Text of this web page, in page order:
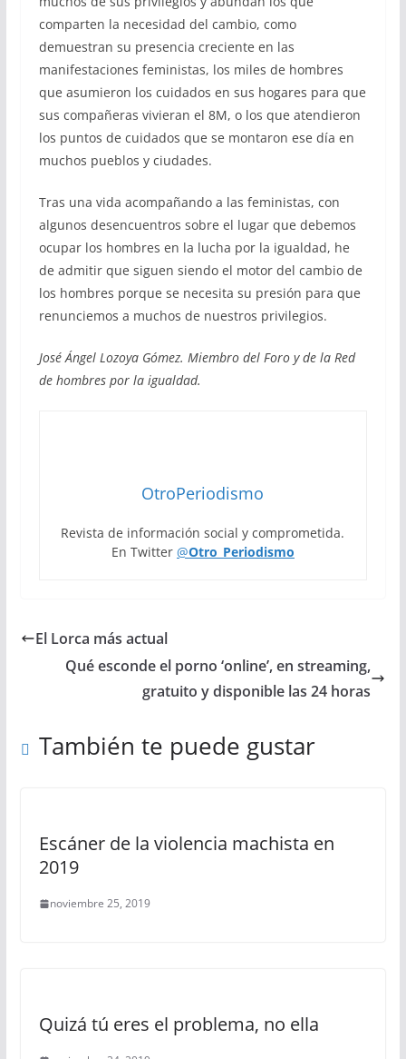
comparten la necesidad del cambio, como
demuestran su presencia creciente en las
manifestaciones feministas, los miles de hombres
que asumieron los cuidados en sus hogares para que
sus compañeras vivieran el 8M, o los que atendieron
los puntos de cuidados que se montaron ese día en
muchos pueblos y ciudades.
Tras una vida acompañando a las feministas, con
algunos desencuentros sobre el lugar que debemos
ocupar los hombres en la lucha por la igualdad, he
de admitir que siguen siendo el motor del cambio de
los hombres porque se necesita su presión para que
renunciemos a muchos de nuestros privilegios.
José Ángel Lozoya Gómez. Miembro del Foro y de la Red
de hombres por la igualdad.
OtroPeriodismo
Revista de información social y comprometida.
En Twitter @Otro_Periodismo
El Lorca más actual
Qué esconde el porno ‘online’, en streaming,
gratuito y disponible las 24 horas
También te puede gustar
Escáner de la violencia machista en
2019
noviembre 25, 2019
Quizá tú eres el problema, no ella